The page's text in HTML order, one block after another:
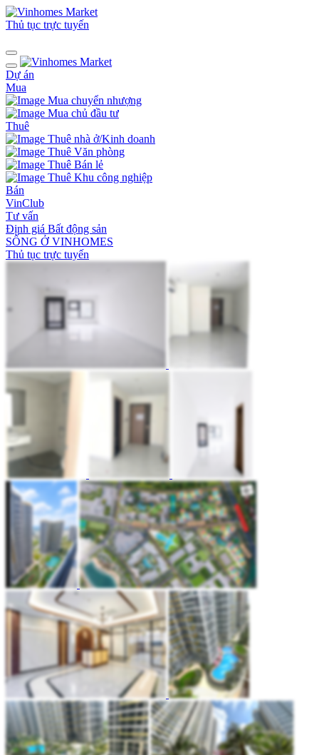
Thủ tục trực tuyến
Dự án
Mua
Mua chuyển nhượng
Mua chủ đầu tư
Thuê
Thuê nhà ở/Kinh doanh
Thuê Văn phòng
Thuê Bán lẻ
Thuê Khu công nghiệp
Bán
VinClub
Tư vấn
Định giá Bất động sản
SỐNG Ở VINHOMES
Thủ tục trực tuyến